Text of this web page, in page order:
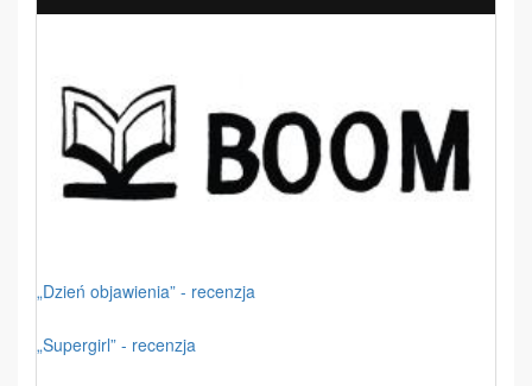
„Dzień objawienia” - recenzja
„Supergirl” - recenzja